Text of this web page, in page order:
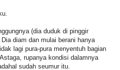
(dia duduk di pinggir
diam dan mulai berani hanya
lagi pura-pura menyentuh bagian
rupanya kondisi dalamnya
sudah seumur itu.